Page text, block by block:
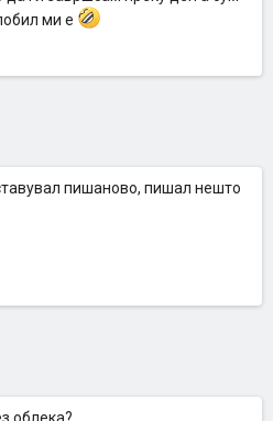
ми е
пишаново, пишал нешто